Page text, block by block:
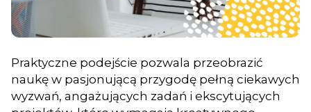
Praktyczne podejście pozwala przeobrazić
naukę w pasjonującą przygodę pełną ciekawych
wyzwań, angażujących zadań i ekscytujących